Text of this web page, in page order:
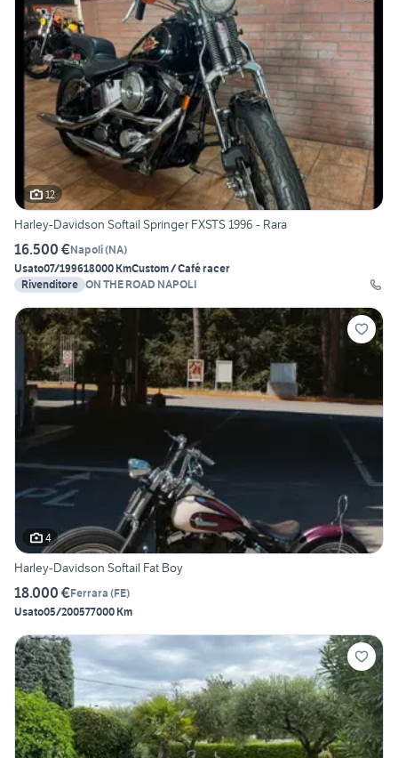
12
Harley-Davidson Softail Springer FXSTS 1996 - Rara
16.500 €Napoli(NA)
Usato07/199618000 KmCustom / Café racer
Rivenditore ON THE ROAD NAPOLI
4
Harley-Davidson Softail Fat Boy
18.000 €Ferrara (FE)
Usato05/200577000 Km